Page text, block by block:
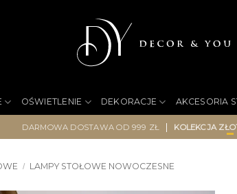
OŚWIETLENIE DEKORACJE AKCESORIA
DARMOWA DOSTAWA OD 999 ZŁ | KOLEKCJA
/ LAMPY STOŁOWE NOWOCZESNE